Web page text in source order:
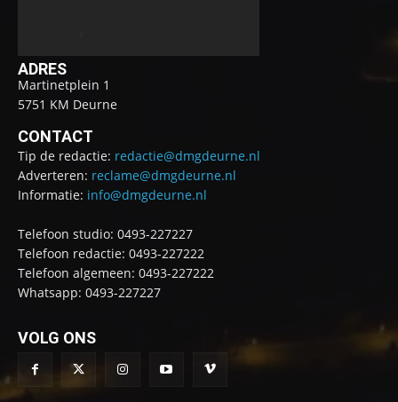
ADRES
Martinetplein 1
5751 KM Deurne
CONTACT
Tip de redactie: redactie@dmgdeurne.nl
Adverteren: reclame@dmgdeurne.nl
Informatie: info@dmgdeurne.nl
Telefoon studio: 0493-227227
Telefoon redactie: 0493-227222
Telefoon algemeen: 0493-227222
Whatsapp: 0493-227227
VOLG ONS